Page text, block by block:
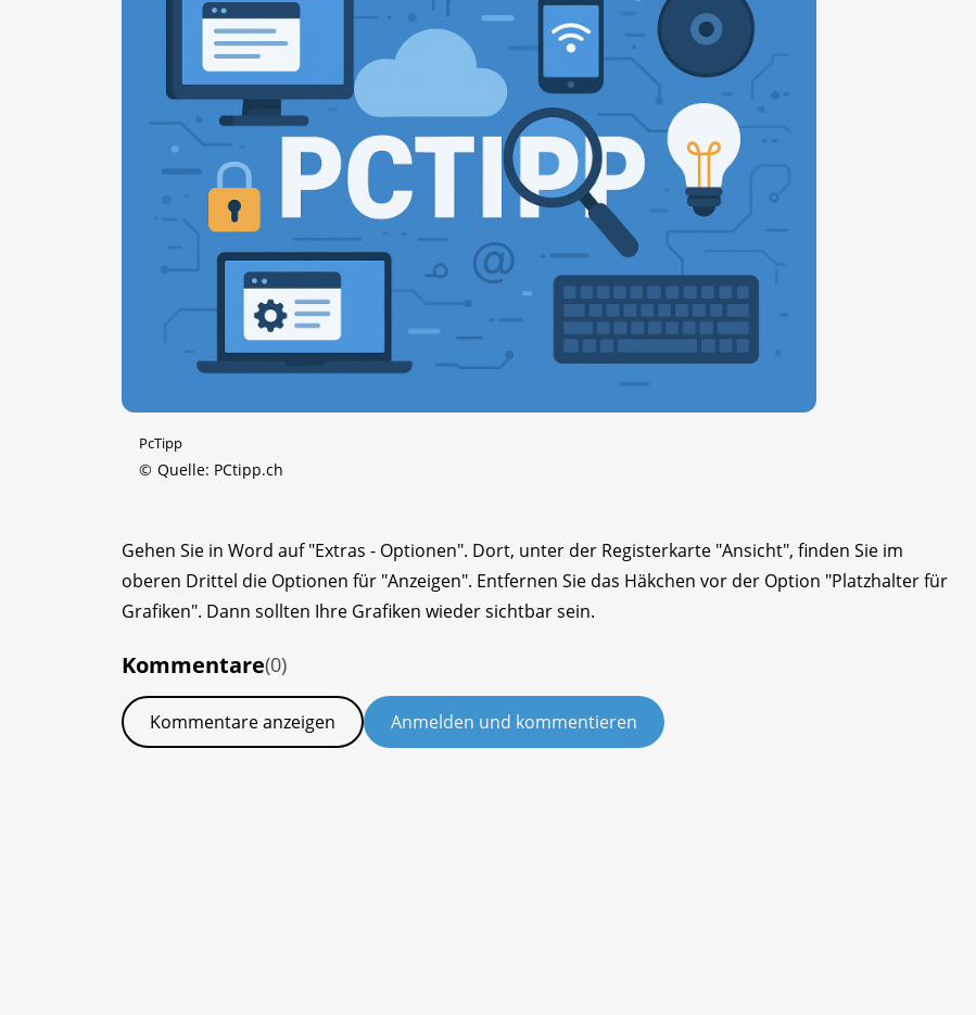
PcTipp
© Quelle: PCtipp.ch
Gehen Sie in Word auf "Extras - Optionen". Dort, unter der Registerkarte "Ansicht", finden Sie im
oberen Drittel die Optionen für "Anzeigen". Entfernen Sie das Häkchen vor der Option "Platzhalter für
Grafiken". Dann sollten Ihre Grafiken wieder sichtbar sein.
Kommentare(0)
Kommentare anzeigen Anmelden und kommentieren